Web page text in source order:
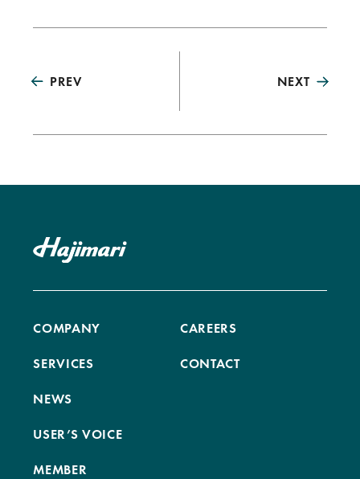
PREV NEXT
COMPANY
SERVICES
NEWS
USER’S VOICE
MEMBER
CAREERS
CONTACT